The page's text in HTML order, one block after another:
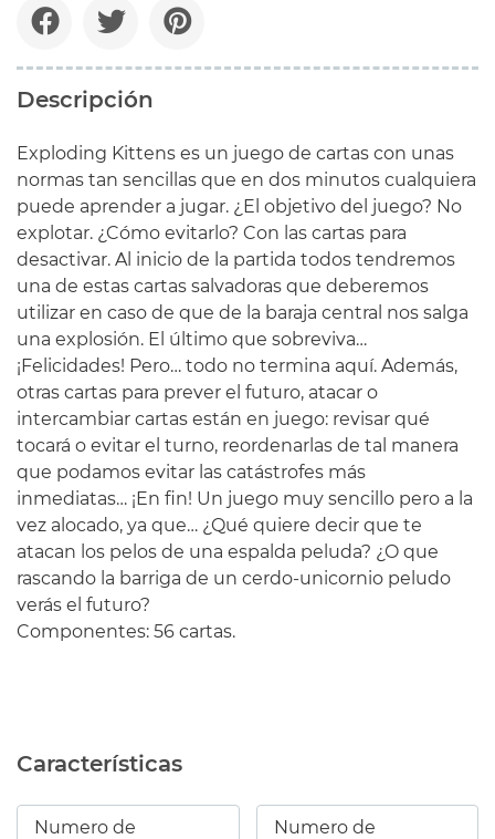
Descripción
Exploding Kittens es un juego de cartas con unas
normas tan sencillas que en dos minutos cualquiera
puede aprender a jugar. ¿El objetivo del juego? No
explotar. ¿Cómo evitarlo? Con las cartas para
desactivar. Al inicio de la partida todos tendremos
una de estas cartas salvadoras que deberemos
utilizar en caso de que de la baraja central nos salga
una explosión. El último que sobreviva…
¡Felicidades! Pero… todo no termina aquí. Además,
otras cartas para prever el futuro, atacar o
intercambiar cartas están en juego: revisar qué
tocará o evitar el turno, reordenarlas de tal manera
que podamos evitar las catástrofes más
inmediatas… ¡En fin! Un juego muy sencillo pero a la
vez alocado, ya que… ¿Qué quiere decir que te
atacan los pelos de una espalda peluda? ¿O que
rascando la barriga de un cerdo-unicornio peludo
verás el futuro?
Componentes: 56 cartas.
Características
Numero de
Numero de